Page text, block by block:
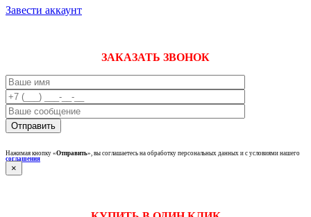
Завести аккаунт
ЗАКАЗАТЬ ЗВОНОК
Нажимая кнопку «Отправить», вы соглашаетесь на обработку персональных данных и с условиями нашего
соглашения
×